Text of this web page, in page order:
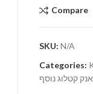
Compare
SKU: N/A
Categories:
קטלוג נוסף